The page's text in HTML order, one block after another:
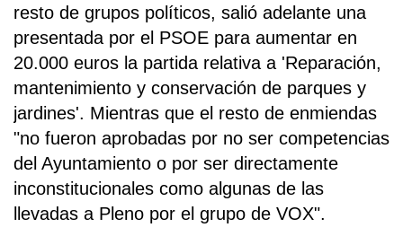
resto de grupos políticos, salió adelante una
presentada por el PSOE para aumentar en
20.000 euros la partida relativa a 'Reparación,
mantenimiento y conservación de parques y
jardines'. Mientras que el resto de enmiendas
"no fueron aprobadas por no ser competencias
del Ayuntamiento o por ser directamente
inconstitucionales como algunas de las
llevadas a Pleno por el grupo de VOX".